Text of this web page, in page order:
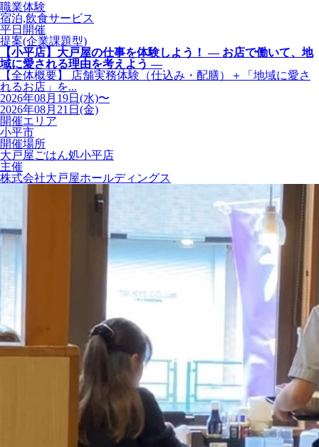
職業体験
宿泊,飲食サービス
平日開催
提案(企業課題型)
【小平店】大戸屋の仕事を体験しよう！ ― お店で働いて、地
域に愛される理由を考えよう ―
【全体概要】 店舗実務体験（仕込み・配膳）＋「地域に愛さ
れるお店」を...
2026年08月19日(水)〜
2026年08月21日(金)
開催エリア
小平市
開催場所
大戸屋ごはん処小平店
主催
株式会社大戸屋ホールディングス